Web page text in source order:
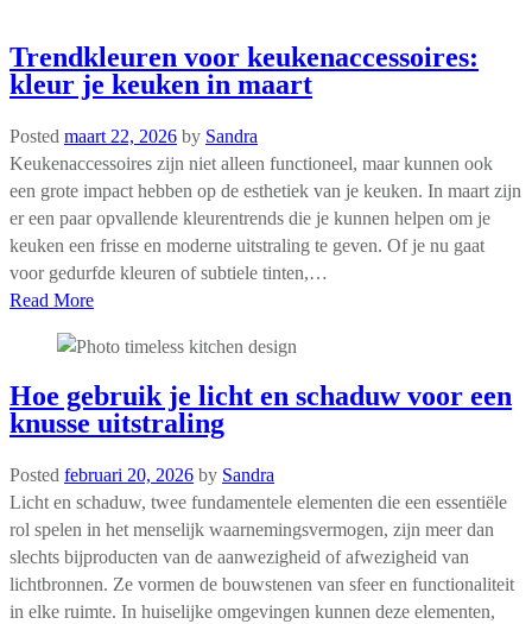
Trendkleuren voor keukenaccessoires:
kleur je keuken in maart
Posted maart 22, 2026 by Sandra
Keukenaccessoires zijn niet alleen functioneel, maar kunnen ook
een grote impact hebben op de esthetiek van je keuken. In maart zijn
er een paar opvallende kleurentrends die je kunnen helpen om je
keuken een frisse en moderne uitstraling te geven. Of je nu gaat
voor gedurfde kleuren of subtiele tinten,…
Read More
Hoe gebruik je licht en schaduw voor een
knusse uitstraling
Posted februari 20, 2026 by Sandra
Licht en schaduw, twee fundamentele elementen die een essentiële
rol spelen in het menselijk waarnemingsvermogen, zijn meer dan
slechts bijproducten van de aanwezigheid of afwezigheid van
lichtbronnen. Ze vormen de bouwstenen van sfeer en functionaliteit
in elke ruimte. In huiselijke omgevingen kunnen deze elementen,